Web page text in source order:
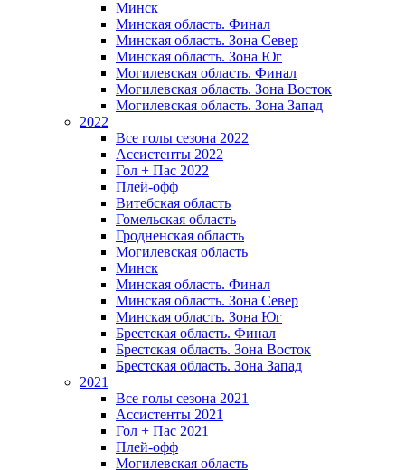
Минск
Минская область. Финал
Минская область. Зона Север
Минская область. Зона Юг
Могилевская область. Финал
Могилевская область. Зона Восток
Могилевская область. Зона Запад
2022
Все голы сезона 2022
Ассистенты 2022
Гол + Пас 2022
Плей-офф
Витебская область
Гомельская область
Гродненская область
Могилевская область
Минск
Mинская область. Финал
Минская область. Зона Север
Минская область. Зона Юг
Брестская область. Финал
Брестская область. Зона Восток
Брестская область. Зона Запад
2021
Все голы сезона 2021
Ассистенты 2021
Гол + Пас 2021
Плей-офф
Могилевская область